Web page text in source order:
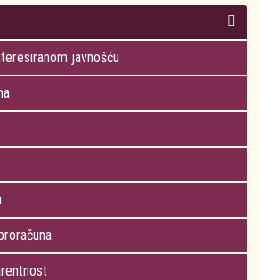
uputama o redoslijedu
izbornih radnji i tijeku
javnošću